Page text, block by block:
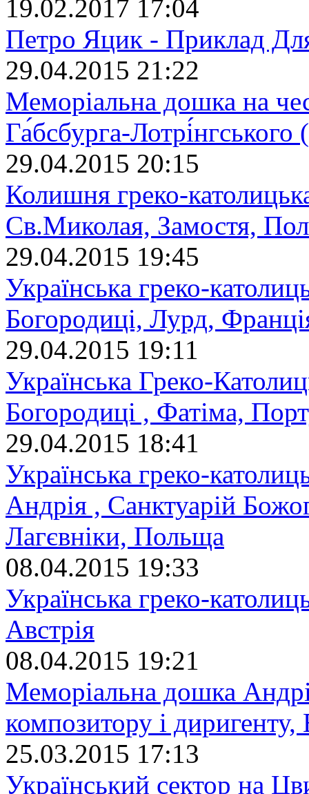
19.02.2017 17:04
Петро Яцик - Приклад
29.04.2015 21:22
Меморіальна дошка на
Га́бсбурга-
29.04.2015 20:15
Колишня греко-
Св.Миколая, Замостя,
29.04.2015 19:45
Українська греко-
Богородиці, Лурд,
29.04.2015 19:11
Українська Греко-
Богородиці , Фатіма,
29.04.2015 18:41
Українська греко-
Андрія , Санктуарій
Лагєвніки, Польща
08.04.2015 19:33
Українська греко-
Австрія
08.04.2015 19:21
Меморіальна дошка
композитору і диригенту,
25.03.2015 17:13
Український сектор на